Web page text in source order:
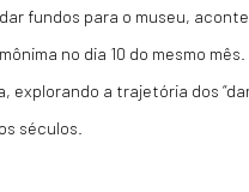
fundos para o museu,
no dia 10 do mesmo
a trajetória dos
séculos.